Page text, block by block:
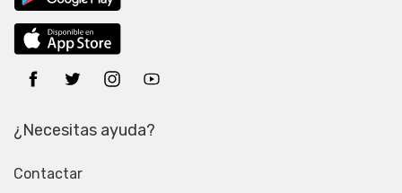
¿Necesitas ayuda?
Contactar